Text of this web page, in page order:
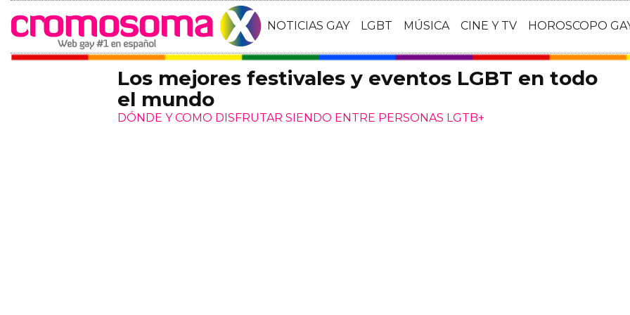
NOTICIAS GAY LGBT MÚSICA CINE Y TV HOROSCOPO
Los mejores festivales y eventos LGBT en todo
el mundo
DÓNDE Y COMO DISFRUTAR SIENDO ENTRE PERSONAS LGTB+